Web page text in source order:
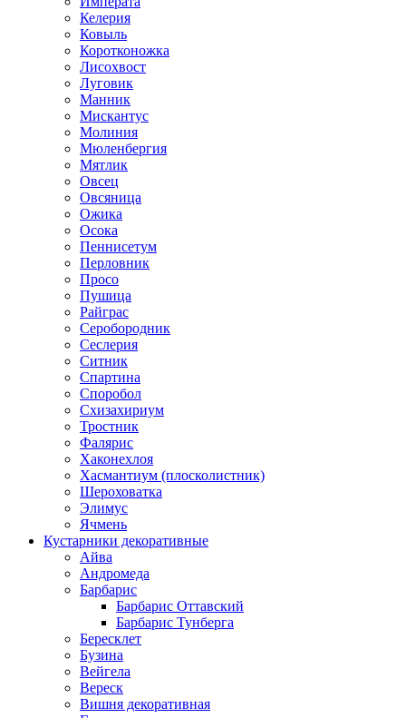
Келерия
Ковыль
Коротконожка
Лисохвост
Луговик
Манник
Мискантус
Молиния
Мюленбергия
Мятлик
Овсец
Овсяница
Ожика
Осока
Пеннисетум
Перловник
Просо
Пушица
Райграс
Серобородник
Сеслерия
Ситник
Спартина
Споробол
Схизахириум
Тростник
Фалярис
Хаконехлоя
Хасмантиум (плосколистник)
Шероховатка
Элимус
Ячмень
Кустарники декоративные
Айва
Андромеда
Барбарис
Барбарис Оттавский
Барбарис Тунберга
Бересклет
Бузина
Вейгела
Вереск
Вишня декоративная